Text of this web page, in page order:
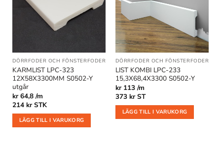
önskelistan
DÖRRFODER OCH FÖNSTERFODER
KARMLIST LPC-323
12X58X3300MM S0502-Y
utgår
kr 64,8 /m
214 kr STK
LÄGG TILL I VARUKORG
önskelistan
DÖRRFODER OCH FÖNSTERFODER
LIST KOMBI LPC-233
15,3X68,4X3300 S0502-Y
kr 113 /m
373 kr ST
LÄGG TILL I VARUKORG